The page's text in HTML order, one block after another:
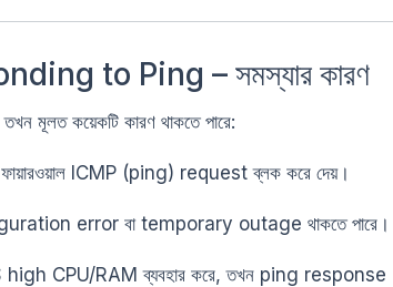
to Ping – সমস্যার কারণ
মূলত কয়েকটি কারণ থাকতে পারে:
ফায়ারওয়াল ICMP (ping) request ব্লক করে দেয়।
error বা temporary outage থাকতে পারে।
high CPU/RAM ব্যবহার করে, তখন ping response